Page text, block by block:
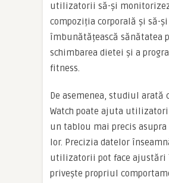
utilizatorii să-și
compoziția corporală și să-și
îmbunătățească sănătatea
schimbarea dietei și a
fitness.
De asemenea, studiul arată
Watch poate ajuta
un tablou mai precis
lor. Precizia datelor
utilizatorii pot face ajustări
privește propriul